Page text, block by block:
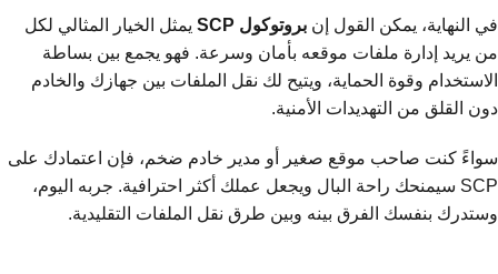
في النهاية، يمكن القول إن بروتوكول SCP
يمثل الخيار المثالي لكل
من يريد إدارة ملفات موقعه بأمان وسرعة. فهو يجمع بين بساطة
الاستخدام وقوة الحماية، ويتيح لك نقل الملفات بين جهازك والخادم
دون القلق من التهديدات الأمنية.
سواءً كنت صاحب موقع صغير أو مدير خادم ضخم، فإن اعتمادك على
SCP سيمنحك راحة البال ويجعل عملك أكثر احترافية. جربه اليوم،
وستدرك بنفسك الفرق بينه وبين طرق نقل الملفات التقليدية.